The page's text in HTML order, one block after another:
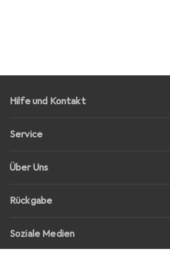
Hilfe und Kontakt
Service
Über Uns
Rückgabe
Soziale Medien